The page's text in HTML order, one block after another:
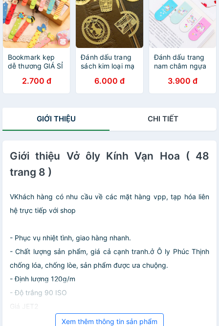
Bookmark kẹp
dễ thương GIÁ SỈ
2.700 đ
Đánh dấu trang
sách kim loại mạ
6.000 đ
Đánh dấu trang
nam châm ngựa
3.900 đ
GIỚI THIỆU CHI TIẾT
Giới thiệu Vở ôly Kính Vạn Hoa ( 48
trang 8 )
VKhách hàng có nhu cầu về các mặt hàng vpp, tạp hóa liên
hệ trực tiếp với shop
- Phục vụ nhiệt tình, giao hàng nhanh.
- Chất lượng sản phẩm, giá cả cạnh tranh.ở Ô ly Phúc Thịnh
chống lóa, chống lòe, sản phẩm được ưa chuộng.
- Định lượng 120g/m
- Độ trắng 90 ISO
Giá JET2
Xem thêm thông tin sản phẩm